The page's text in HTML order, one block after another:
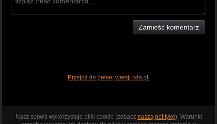
Zamieść komentarz
Przejdź do pełnej wersji cda.pl
Nasz serwis wykorzystuje pliki cookie (zobacz naszą politykę). Warunki